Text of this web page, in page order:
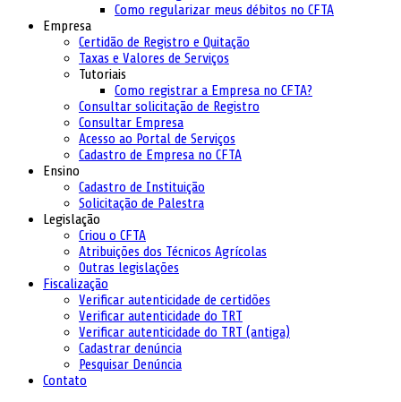
Como regularizar meus débitos no CFTA
Empresa
Certidão de Registro e Quitação
Taxas e Valores de Serviços
Tutoriais
Como registrar a Empresa no CFTA?
Consultar solicitação de Registro
Consultar Empresa
Acesso ao Portal de Serviços
Cadastro de Empresa no CFTA
Ensino
Cadastro de Instituição
Solicitação de Palestra
Legislação
Criou o CFTA
Atribuições dos Técnicos Agrícolas
Outras legislações
Fiscalização
Verificar autenticidade de certidões
Verificar autenticidade do TRT
Verificar autenticidade do TRT (antiga)
Cadastrar denúncia
Pesquisar Denúncia
Contato